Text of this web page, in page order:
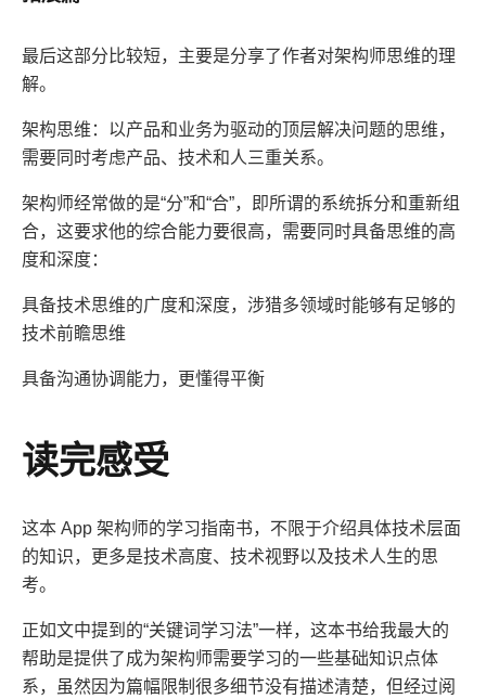
最后这部分比较短，主要是分享了作者对架构师思维的理
解。
架构思维：以产品和业务为驱动的顶层解决问题的思维，
需要同时考虑产品、技术和人三重关系。
架构师经常做的是“分”和“合”，即所谓的系统拆分和重新组
合，这要求他的综合能力要很高，需要同时具备思维的高
度和深度：
具备技术思维的广度和深度，涉猎多领域时能够有足够的
技术前瞻思维
具备沟通协调能力，更懂得平衡
读完感受
这本 App 架构师的学习指南书，不限于介绍具体技术层面
的知识，更多是技术高度、技术视野以及技术人生的思
考。
正如文中提到的“关键词学习法”一样，这本书给我最大的
帮助是提供了成为架构师需要学习的一些基础知识点体
系，虽然因为篇幅限制很多细节没有描述清楚，但经过阅